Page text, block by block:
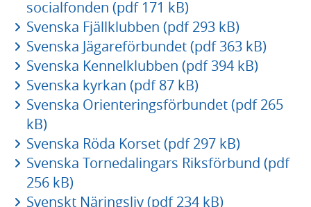
socialfonden (pdf 171 kB)
Svenska Fjällklubben (pdf 293 kB)
Svenska Jägareförbundet (pdf 363 kB)
Svenska Kennelklubben (pdf 394 kB)
Svenska kyrkan (pdf 87 kB)
Svenska Orienteringsförbundet (pdf 265
kB)
Svenska Röda Korset (pdf 297 kB)
Svenska Tornedalingars Riksförbund (pdf
256 kB)
Svenskt Näringsliv (pdf 234 kB)